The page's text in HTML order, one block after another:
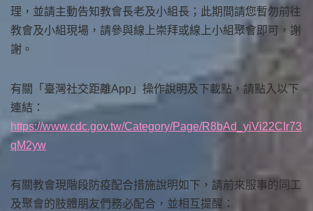
理，並請主動告知教會長老及小組長；此期間請您暫勿前往
教會及小組現場，請參與線上崇拜或線上小組聚會即可，謝
謝。
有關「臺灣社交距離App」操作說明及下載點，請點入以下
連結：
https://www.cdc.gov.tw/Category/Page/R8bAd_yiVi22CIr73
qM2yw
有關教會現階段防疫配合措施說明如下，請前來服事的同工
及聚會的肢體朋友們務必配合，並相互提醒：